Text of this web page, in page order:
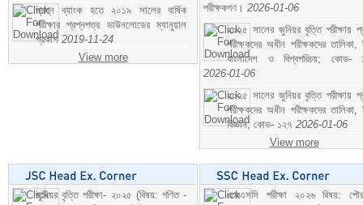
প্রশ্ন ব্যাংক হতে ২০১৯ সালের বার্ষিক
পরীক্ষার প্রশ্নপত্র ডাউনলোডের ম্যানুয়াল
প্রকাশ 2019-11-24
View more
পরীক্ষকগণ। 2026-01-06
২০২৫ সালের জুনিয়র বৃত্তি পরীক্ষায়
পরীক্ষকদের অধীন পরীক্ষকদের তালিকা,
বাংলাদেশ ও বিশ্বপরিচয়; কোড-
2026-01-06
২০২৫ সালের জুনিয়র বৃত্তি পরীক্ষায়
পরীক্ষকদের অধীন পরীক্ষকদের তালিকা,
বিজ্ঞান; কোড- ১২৭ 2026-01-06
View more
জুনিয়র বৃত্তি পরীক্ষা- ২০২৫ (বিষয়: গণিত -
এসএসসি পরীক্ষা ২০২৬ বিষয়: